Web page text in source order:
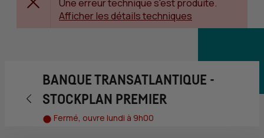
Une erreur technique s'est produite.
Afficher les détails techniques
Retour vers la page précédente
BANQUE TRANSATLANTIQUE -
STOCKPLAN PREMIER
Fermé, ouvre lundi à 9h00